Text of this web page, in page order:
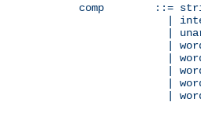
comp        ::=
|
|
|
|
|
|
|